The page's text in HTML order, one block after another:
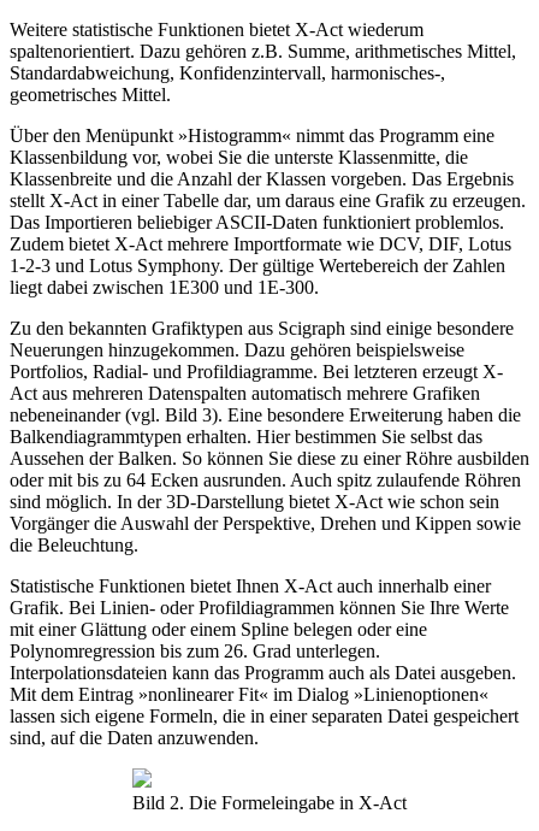
Weitere statistische Funktionen bietet X-Act wiederum
spaltenorientiert. Dazu gehören z.B. Summe, arithmetisches Mittel,
Standardabweichung, Konfidenzintervall, harmonisches-,
geometrisches Mittel.
Über den Menüpunkt »Histogramm« nimmt das Programm eine
Klassenbildung vor, wobei Sie die unterste Klassenmitte, die
Klassenbreite und die Anzahl der Klassen vorgeben. Das Ergebnis
stellt X-Act in einer Tabelle dar, um daraus eine Grafik zu erzeugen.
Das Importieren beliebiger ASCII-Daten funktioniert problemlos.
Zudem bietet X-Act mehrere Importformate wie DCV, DIF, Lotus
1-2-3 und Lotus Symphony. Der gültige Wertebereich der Zahlen
liegt dabei zwischen 1E300 und 1E-300.
Zu den bekannten Grafiktypen aus Scigraph sind einige besondere
Neuerungen hinzugekommen. Dazu gehören beispielsweise
Portfolios, Radial- und Profildiagramme. Bei letzteren erzeugt X-
Act aus mehreren Datenspalten automatisch mehrere Grafiken
nebeneinander (vgl. Bild 3). Eine besondere Erweiterung haben die
Balkendiagrammtypen erhalten. Hier bestimmen Sie selbst das
Aussehen der Balken. So können Sie diese zu einer Röhre ausbilden
oder mit bis zu 64 Ecken ausrunden. Auch spitz zulaufende Röhren
sind möglich. In der 3D-Darstellung bietet X-Act wie schon sein
Vorgänger die Auswahl der Perspektive, Drehen und Kippen sowie
die Beleuchtung.
Statistische Funktionen bietet Ihnen X-Act auch innerhalb einer
Grafik. Bei Linien- oder Profildiagrammen können Sie Ihre Werte
mit einer Glättung oder einem Spline belegen oder eine
Polynomregression bis zum 26. Grad unterlegen.
Interpolationsdateien kann das Programm auch als Datei ausgeben.
Mit dem Eintrag »nonlinearer Fit« im Dialog »Linienoptionen«
lassen sich eigene Formeln, die in einer separaten Datei gespeichert
sind, auf die Daten anzuwenden.
Bild 2. Die Formeleingabe in X-Act